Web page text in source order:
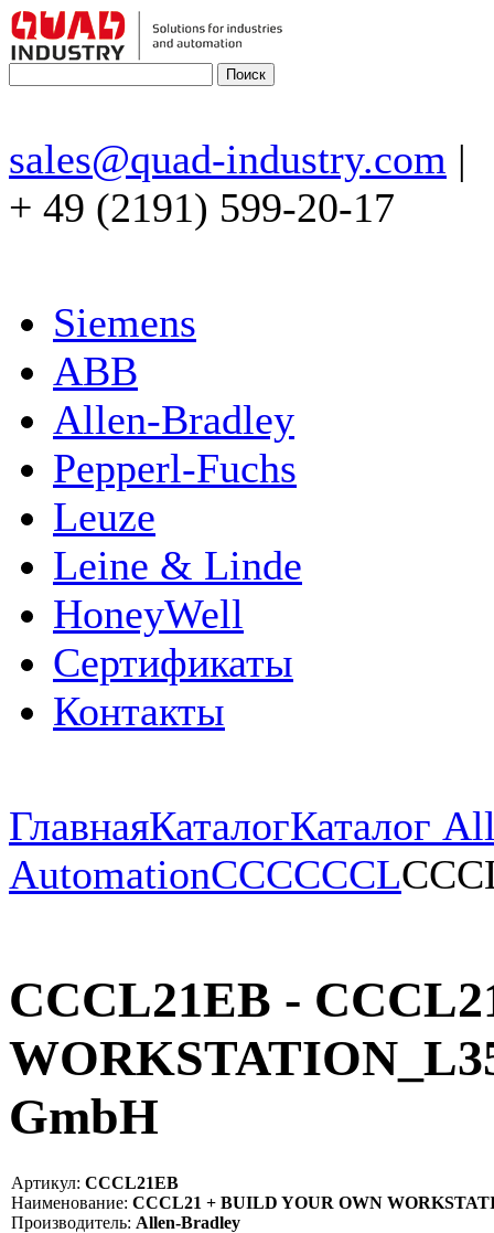
sales@quad-industry.com |
+ 49 (2191) 599-20-17
Siemens
ABB
Allen-Bradley
Pepperl-Fuchs
Leuze
Leine & Linde
HoneyWell
Сертификаты
Контакты
ГлавнаяКаталогКаталог
AutomationCCCCCCL
CCCL21EB -
GmbH
Артикул: CCCL21EB
Наименование: CCCL21 + BUILD YOUR OWN
Производитель: Allen-Bradley